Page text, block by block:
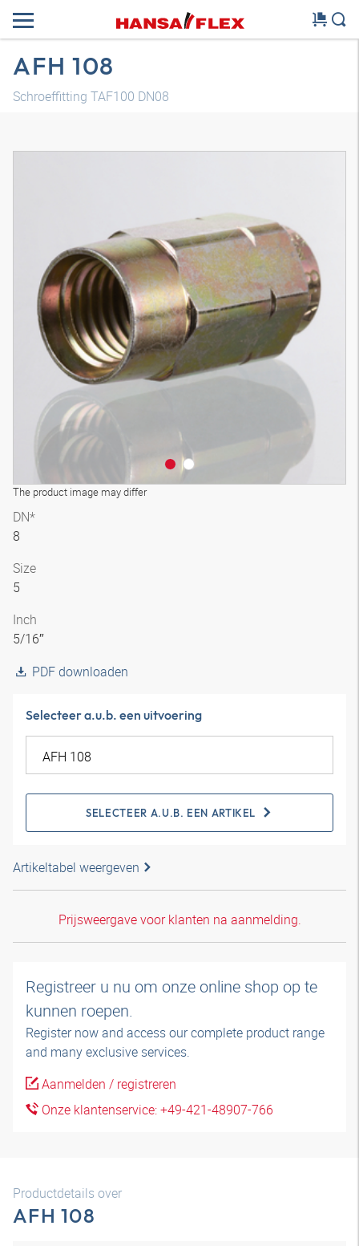
AFH 108
Schroeffitting TAF100 DN08
The product image may differ
DN*
8
Size
5
Inch
5/16″
PDF downloaden
Selecteer a.u.b. een uitvoering
SELECTEER A.U.B. EEN ARTIKEL
Artikeltabel weergeven
Prijsweergave voor klanten na aanmelding.
Registreer u nu om onze online shop op te
kunnen roepen.
Register now and access our complete product range
and many exclusive services.
Aanmelden / registreren
Onze klantenservice: +49-421-48907-766
Productdetails over
AFH 108